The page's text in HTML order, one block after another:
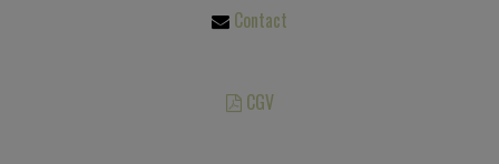
Contact
CGV